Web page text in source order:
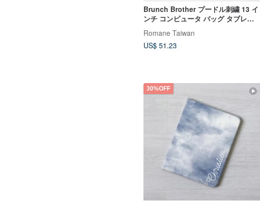
Brunch Brother プードル刺繍 13 イ
ンチ コンピュータ バッグ タブレッ
ト バッグ ラップトップ バッグ
Romane Taiwan
US$ 51.23
30%OFF